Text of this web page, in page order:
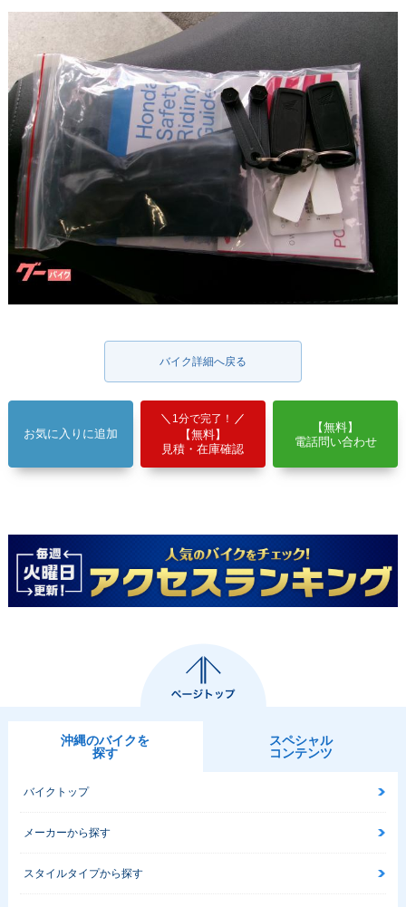
バイク詳細へ戻る
お気に入りに追加
1分で完了！
【無料】
見積・在庫確認
【無料】
電話問い合わせ
沖縄のバイクを
探す
スペシャル
コンテンツ
バイクトップ
メーカーから探す
スタイルタイプから探す